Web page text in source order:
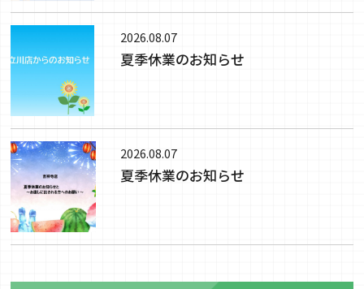
2026.08.07
夏季休業のお知らせ
2026.08.07
夏季休業のお知らせ